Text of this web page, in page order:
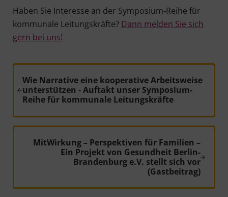
Haben Sie Inter­es­se an der Sym­po­si­um-Rei­he für
kom­mu­na­le Lei­tungs­kräf­te? Dann mel­den Sie sich
gern bei uns!
Wie Narrative eine kooperative Arbeitsweise
unterstützen - Auftakt unser Symposium-
Reihe für kommunale Leitungskräfte
MitWirkung – Perspektiven für Familien –
Ein Projekt von Gesundheit Berlin-
Brandenburg e.V. stellt sich vor
(Gastbeitrag)